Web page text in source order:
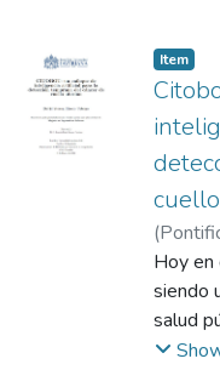
Item
(
Rivero
Hoy en
siendo
salud
alta